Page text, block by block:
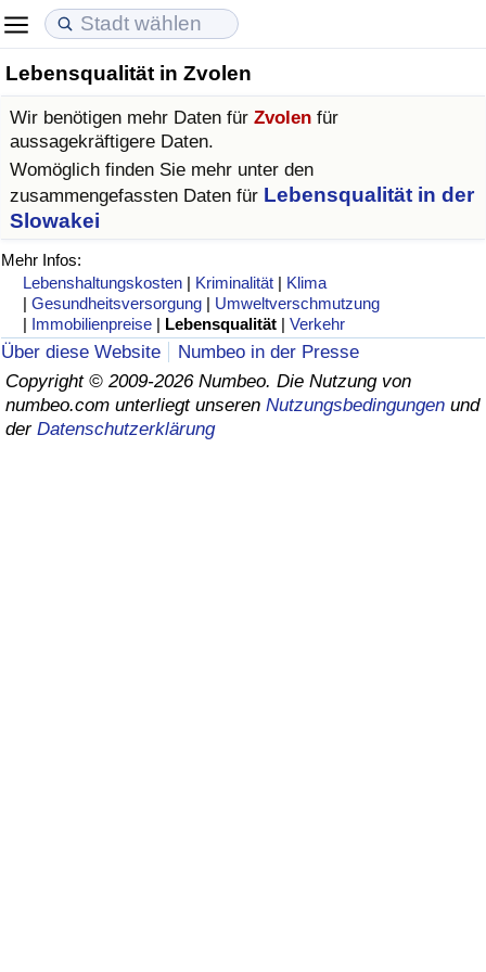
Lebensqualität in Zvolen
Wir benötigen mehr Daten für Zvolen für
aussagekräftigere Daten.
Womöglich finden Sie mehr unter den
zusammengefassten Daten für Lebensqualität in der
Slowakei
Mehr Infos:
Lebenshaltungskosten | Kriminalität | Klima
|Gesundheitsversorgung | Umweltverschmutzung
| Immobilienpreise | Lebensqualität |Verkehr
Über diese Website
Numbeo in der Presse
Copyright © 2009-2026 Numbeo. Die Nutzung von
numbeo.com unterliegt unseren Nutzungsbedingungen und
der Datenschutzerklärung
Lebenshaltungskosten
Lebenshaltungskosten-Index (aktuell)
Lebenshaltungskosten-Index
in Akaba
Immobilienpreise
Immobilienpreis-Index (aktuell)
Immobilienpreis-Index
Lebensqualität
Lebensqualität-Index
Lebensqualität-Index (aktuell)
Kriminalität
Kriminalitäts-Index (aktuell)
Kriminalitäts-Index